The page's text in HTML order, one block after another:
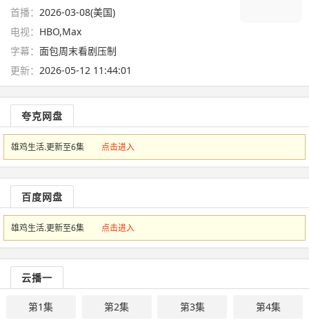
首播： 2026-03-08(美国)
电视： HBO,Max
字幕： 面包周末看剧压制
更新： 2026-05-12 11:44:01
夸克网盘
雄鸡生活.更新至6集 点击进入
百度网盘
雄鸡生活.更新至6集 点击进入
云播一
第1集 第2集 第3集 第4集